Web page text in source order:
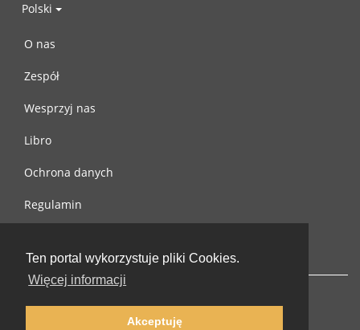
Ten portal wykorzystuje pliki Cookies.
Więcej informacji
Akceptuję
Polski
O nas
Zespół
Wesprzyj nas
Libro
Ochrona danych
Regulamin